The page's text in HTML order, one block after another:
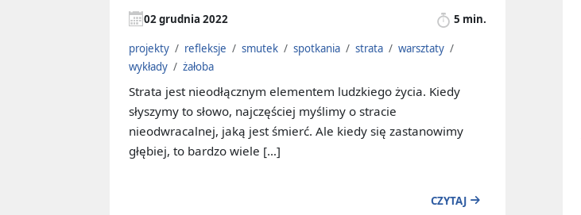
02 grudnia 2022 5 min.
projekty / refleksje / smutek / spotkania / strata / warsztaty /
wykłady / żałoba
Strata jest nieodłącznym elementem ludzkiego życia. Kiedy
słyszymy to słowo, najczęściej myślimy o stracie
nieodwracalnej, jaką jest śmierć. Ale kiedy się zastanowimy
głębiej, to bardzo wiele […]
CZYTAJ